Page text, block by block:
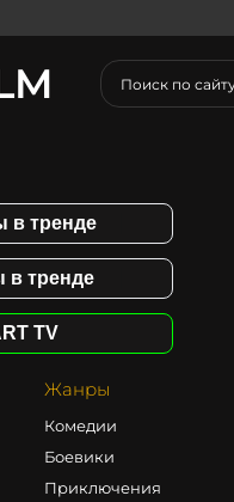
в тренде
тренде
TV
Жанры
Комедии
Боевики
Приключения